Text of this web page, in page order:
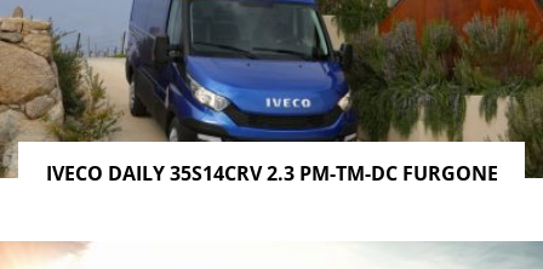
IVECO DAILY 35S14CRV 2.3 PM-TM-DC FURGONE